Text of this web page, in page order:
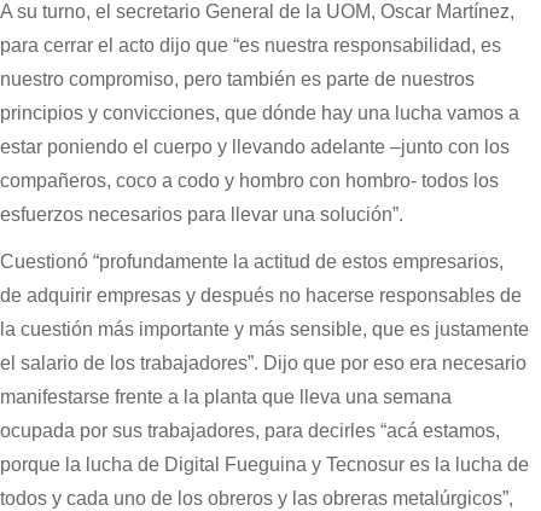
A su turno, el secretario General de la UOM, Oscar Martínez,
para cerrar el acto dijo que “es nuestra responsabilidad, es
nuestro compromiso, pero también es parte de nuestros
principios y convicciones, que dónde hay una lucha vamos a
estar poniendo el cuerpo y llevando adelante –junto con los
compañeros, coco a codo y hombro con hombro- todos los
esfuerzos necesarios para llevar una solución”.
Cuestionó “profundamente la actitud de estos empresarios,
de adquirir empresas y después no hacerse responsables de
la cuestión más importante y más sensible, que es justamente
el salario de los trabajadores”. Dijo que por eso era necesario
manifestarse frente a la planta que lleva una semana
ocupada por sus trabajadores, para decirles “acá estamos,
porque la lucha de Digital Fueguina y Tecnosur es la lucha de
todos y cada uno de los obreros y las obreras metalúrgicos”,